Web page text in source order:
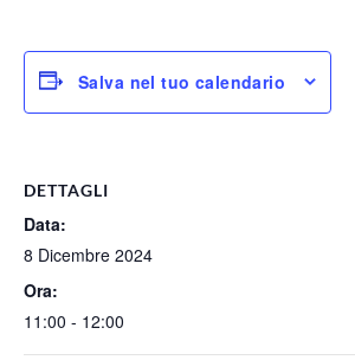
Salva nel tuo calendario
DETTAGLI
Data:
8 Dicembre 2024
Ora:
11:00 - 12:00